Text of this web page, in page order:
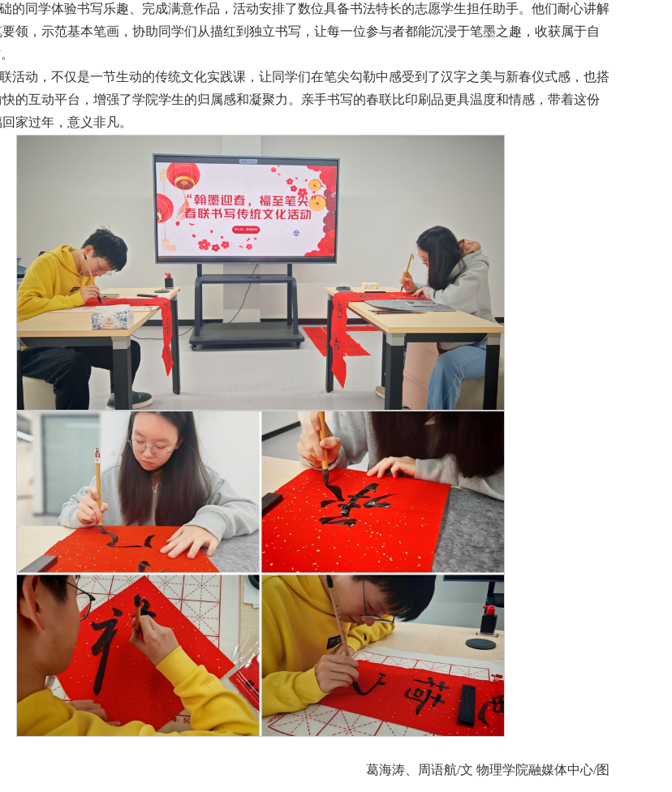
的同学体验书写乐趣、完成满意作品，活动安排了数位具备书法特长的志愿学生担任助手。他们耐心讲解
领，示范基本笔画，协助同学们从描红到独立书写，让每一位参与者都能沉浸于笔墨之趣，收获属于自
活动，不仅是一节生动的传统文化实践课，让同学们在笔尖勾勒中感受到了汉字之美与新春仪式感，也搭
的互动平台，增强了学院学生的归属感和凝聚力。亲手书写的春联比印刷品更具温度和情感，带着这份
家过年，意义非凡。
葛海涛、周语航/文 物理学院融媒体中心/图